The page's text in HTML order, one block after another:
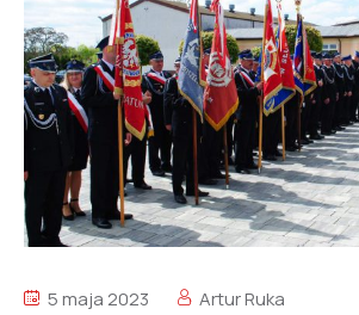
5 maja 2023
Artur Ruka